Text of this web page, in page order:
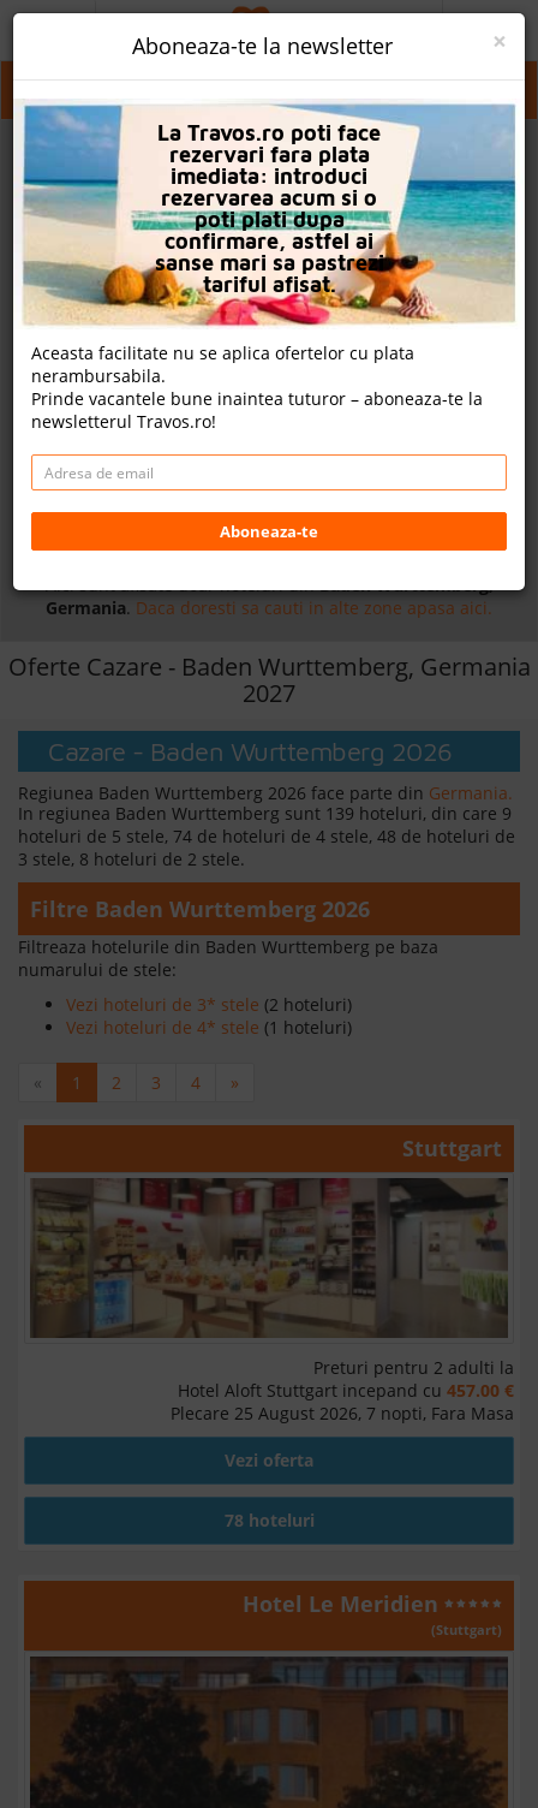
Baden Wurttemberg
Aici sunt afisate doar hoteluri dinBaden Wurttemberg,
Germania. Daca doresti sa cauti in alte zone apasa aici.
Oferte Cazare - Baden Wurttemberg, Germania
2027
Cazare - Baden Wurttemberg 2026
Regiunea Baden Wurttemberg 2026 face parte din Germania.
In regiunea Baden Wurttemberg sunt 139 hoteluri, din care 9
hoteluri de 5 stele, 74 de hoteluri de 4 stele, 48 de hoteluri de
3 stele, 8 hoteluri de 2 stele.
Filtre Baden Wurttemberg 2026
Filtreaza hotelurile din Baden Wurttemberg pe baza
numarului de stele:
Vezi hoteluri de 3* stele (2 hoteluri)
Vezi hoteluri de 4* stele (1 hoteluri)
« 1 2 3 4 »
Stuttgart
Preturi pentru 2 adulti la
Hotel Aloft Stuttgart incepand cu 457.00 €
Plecare 25 August 2026, 7 nopti, Fara Masa
Vezi oferta
78 hoteluri
Hotel Le Meridien
(Stuttgart)
PROMO
CAUTA REZERVARE
OFERTA PERSONALIZATA
DESPRE NOI
LOGIN
CAZARE
CHARTER AVION
CAZARE + AUTOCAR
CONTACT
×
Aboneaza-te la newsletter
La Travos.ro poti face
rezervari fara plata
imediata: introduci
rezervarea acum si o
poti plati dupa
confirmare, astfel ai
sanse mari sa pastrezi
tariful afisat.
Aceasta facilitate nu se aplica ofertelor cu plata
nerambursabila.
Prinde vacantele bune inaintea tuturor – aboneaza-te la
newsletterul Travos.ro!
Aboneaza-te